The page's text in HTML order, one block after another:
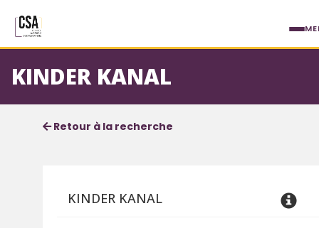
KINDER KANAL
Fiche service
Informations détaillées
Retour à la recherche
KINDER KANAL